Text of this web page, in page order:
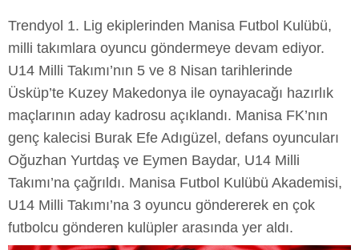
Trendyol 1. Lig ekiplerinden Manisa Futbol Kulübü,
milli takımlara oyuncu göndermeye devam ediyor.
U14 Milli Takımı’nın 5 ve 8 Nisan tarihlerinde
Üsküp’te Kuzey Makedonya ile oynayacağı hazırlık
maçlarının aday kadrosu açıklandı. Manisa FK’nın
genç kalecisi Burak Efe Adıgüzel, defans oyuncuları
Oğuzhan Yurtdaş ve Eymen Baydar, U14 Milli
Takımı’na çağrıldı. Manisa Futbol Kulübü Akademisi,
U14 Milli Takımı’na 3 oyuncu göndererek en çok
futbolcu gönderen kulüpler arasında yer aldı.